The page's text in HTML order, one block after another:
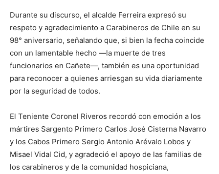
Durante su discurso, el alcalde Ferreira expresó su
respeto y agradecimiento a Carabineros de Chile en su
98° aniversario, señalando que, si bien la fecha coincide
con un lamentable hecho —la muerte de tres
funcionarios en Cañete—, también es una oportunidad
para reconocer a quienes arriesgan su vida diariamente
por la seguridad de todos.
El Teniente Coronel Riveros recordó con emoción a los
mártires Sargento Primero Carlos José Cisterna Navarro
y los Cabos Primero Sergio Antonio Arévalo Lobos y
Misael Vidal Cid, y agradeció el apoyo de las familias de
los carabineros y de la comunidad hospiciana,